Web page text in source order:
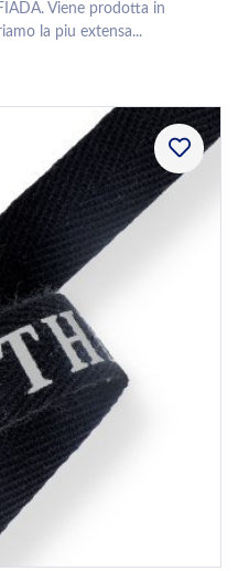
Viene prodotta in
la piu extensa...